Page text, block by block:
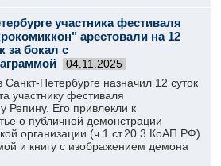
участника фестиваля
арестовали на 12
за бокал с
04.11.2025
Санкт-Петербурге назначил 12 суток
участнику фестиваля
Репину. Его привлекли к
о публичной демонстрации
организации (ч.1 ст.20.3 КоАП РФ)
и книгу с изображением демона